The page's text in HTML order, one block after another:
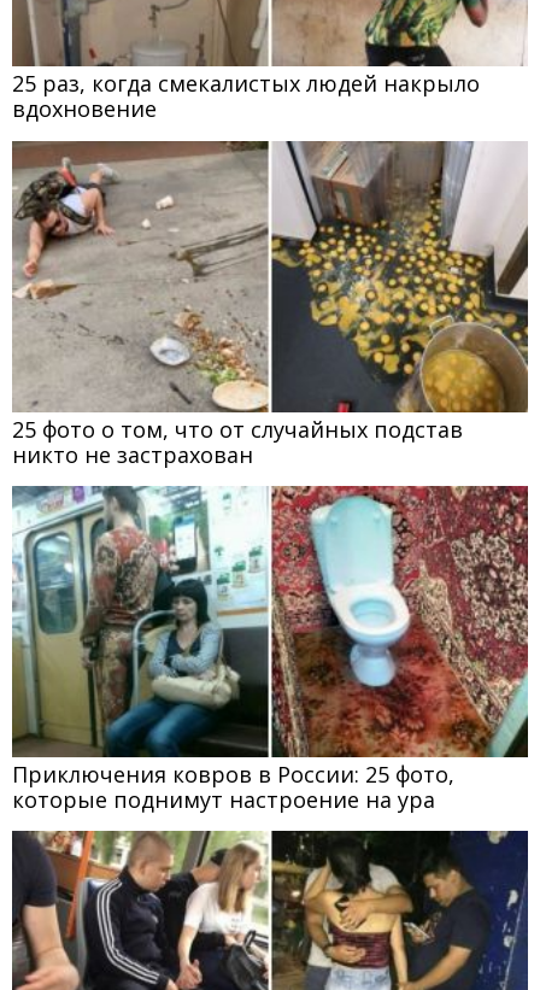
25 раз, когда смекалистых людей накрыло
вдохновение
25 фото о том, что от случайных подстав
никто не застрахован
Приключения ковров в России: 25 фото,
которые поднимут настроение на ура